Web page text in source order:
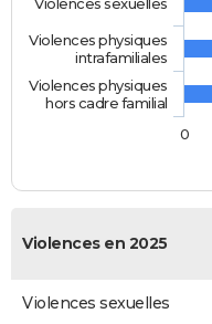
Violences sexuelles
Violences physiques
intrafamiliales
Violences physiques
hors cadre familial
0
Violences en 2025
Violences sexuelles